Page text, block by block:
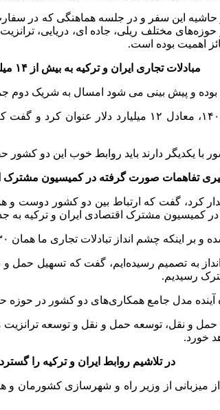
این سفر و در جلسه هماهنگی که در
حوزه‌های مختلف ریلی، جاده ای، دریایی،
اهمیت بوده است.
مبادلات تجاری ایران و ترکیه به بیش از ۱۴ میلیارد دلار رسید
و پیش بینی می شود امسال به شریک دوم
با یکدیگر دارند باید روابط خوب این دو
تفاهمات صورت گرفته در کمیسیون مشترک
کرد، گفت که ارتباط بین دو کشور دوست
کمیسیون مشترک اقتصادی ایران و ترکیه به
تجاری ما همان ۳۰ میلیارد دلار است نیز تاکید شد.
به تصمیم رسیده‌ایم، گفت که تسهیل حمل و
رسیدیم.
مدل جامع همکاری‌های دو کشور در
و نقل، توسعه حمل و نقل و توسعه
خورد.
در تلاشیم روابط ایران و ترکیه را
میزبانی از وزیر راه و شهرسازی